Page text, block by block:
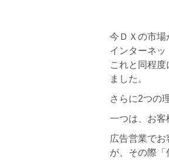
今ＤＸの市場
インターネ
これと同程
ました。
さらに2つの
一つは、お客
広告営業で
が、その際